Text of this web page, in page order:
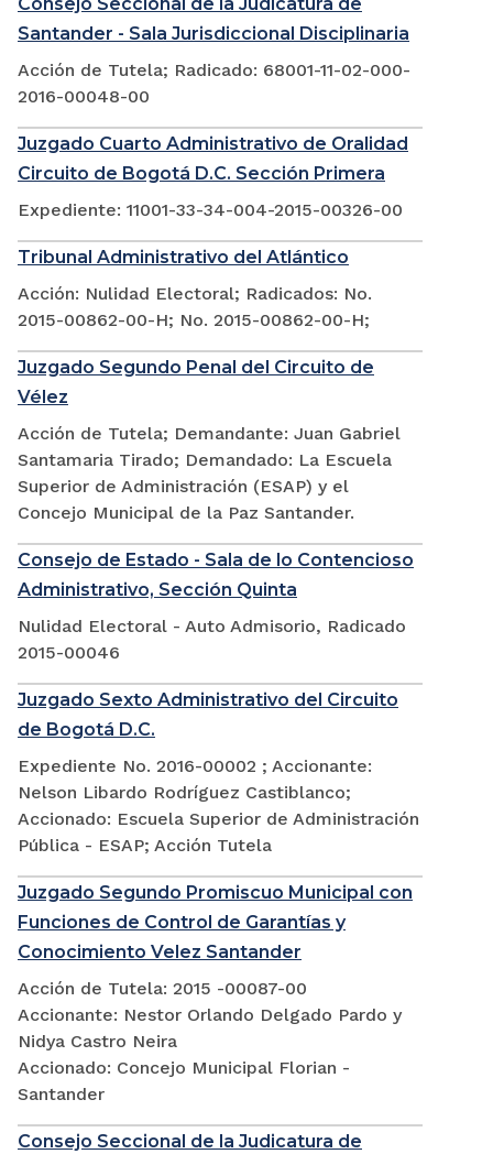
Santander - Sala Jurisdiccional Disciplinaria
Acción de Tutela; Radicado: 68001-11-02-000-
2016-00048-00
Juzgado Cuarto Administrativo de Oralidad
Circuito de Bogotá D.C. Sección Primera
Expediente: 11001-33-34-004-2015-00326-00
Tribunal Administrativo del Atlántico
Acción: Nulidad Electoral; Radicados: No.
2015-00862-00-H; No. 2015-00862-00-H;
Juzgado Segundo Penal del Circuito de
Vélez
Acción de Tutela; Demandante: Juan Gabriel
Santamaria Tirado; Demandado: La Escuela
Superior de Administración (ESAP) y el
Concejo Municipal de la Paz Santander.
Consejo de Estado - Sala de lo Contencioso
Administrativo, Sección Quinta
Nulidad Electoral - Auto Admisorio, Radicado
2015-00046
Juzgado Sexto Administrativo del Circuito
de Bogotá D.C.
Expediente No. 2016-00002 ; Accionante:
Nelson Libardo Rodríguez Castiblanco;
Accionado: Escuela Superior de Administración
Pública - ESAP; Acción Tutela
Juzgado Segundo Promiscuo Municipal con
Funciones de Control de Garantías y
Conocimiento Velez Santander
Acción de Tutela: 2015 -00087-00
Accionante: Nestor Orlando Delgado Pardo y
Nidya Castro Neira
Accionado: Concejo Municipal Florian -
Santander
Consejo Seccional de la Judicatura de